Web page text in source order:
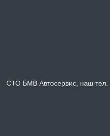
СТО БМВ Автосервис, наш тел.